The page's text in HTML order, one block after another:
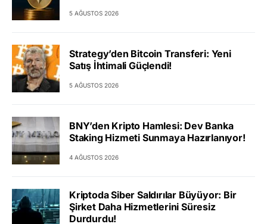
5 AĞUSTOS 2026
Strategy’den Bitcoin Transferi: Yeni
Satış İhtimali Güçlendi!
5 AĞUSTOS 2026
BNY’den Kripto Hamlesi: Dev Banka
Staking Hizmeti Sunmaya Hazırlanıyor!
4 AĞUSTOS 2026
Kriptoda Siber Saldırılar Büyüyor: Bir
Şirket Daha Hizmetlerini Süresiz
Durdurdu!